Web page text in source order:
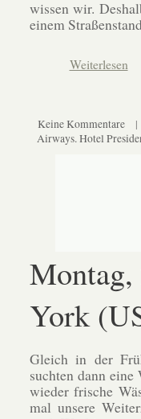
wissen wir.
einem
Weiterlesen
Keine Kommentare|
Airways. Hotel
York
Gleich in der
suchten dann
wieder frische
mal unsere